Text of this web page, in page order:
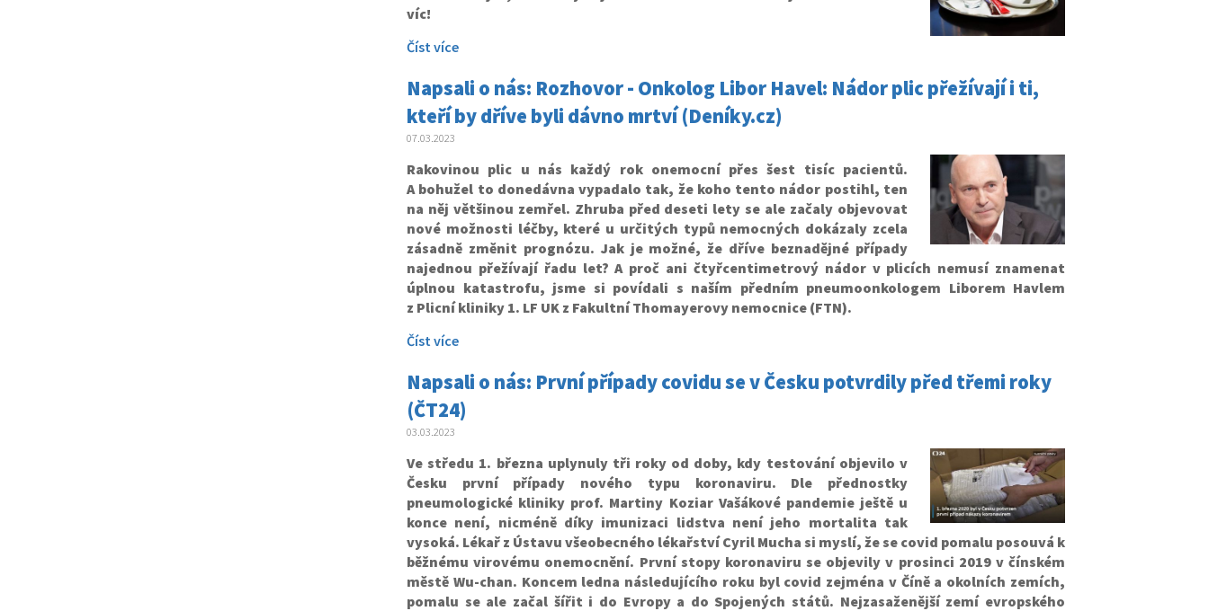
víc!
Číst více
Napsali o nás: Rozhovor - Onkolog Libor Havel: Nádor plic přežívají i ti,
kteří by dříve byli dávno mrtví (Deníky.cz)
07.03.2023
Rakovinou plic u nás každý rok onemocní přes šest tisíc pacientů.
A bohužel to donedávna vypadalo tak, že koho tento nádor postihl, ten
na něj většinou zemřel. Zhruba před deseti lety se ale začaly objevovat
nové možnosti léčby, které u určitých typů nemocných dokázaly zcela
zásadně změnit prognózu. Jak je možné, že dříve beznadějné případy
najednou přežívají řadu let? A proč ani čtyřcentimetrový nádor v plicích nemusí znamenat
úplnou katastrofu, jsme si povídali s naším předním pneumoonkologem Liborem Havlem
z Plicní kliniky 1. LF UK z Fakultní Thomayerovy nemocnice (FTN).
Číst více
Napsali o nás: První případy covidu se v Česku potvrdily před třemi roky
(ČT24)
03.03.2023
Ve středu 1. března uplynuly tři roky od doby, kdy testování objevilo v
Česku první případy nového typu koronaviru. Dle přednostky
pneumologické kliniky prof. Martiny Koziar Vašákové pandemie ještě u
konce není, nicméně díky imunizaci lidstva není jeho mortalita tak
vysoká. Lékař z Ústavu všeobecného lékařství Cyril Mucha si myslí, že se covid pomalu posouvá k
běžnému virovému onemocnění. První stopy koronaviru se objevily v prosinci 2019 v čínském
městě Wu-chan. Koncem ledna následujícího roku byl covid zejména v Číně a okolních zemích,
pomalu se ale začal šířit i do Evropy a do Spojených států. Nejzasaženější zemí evropského